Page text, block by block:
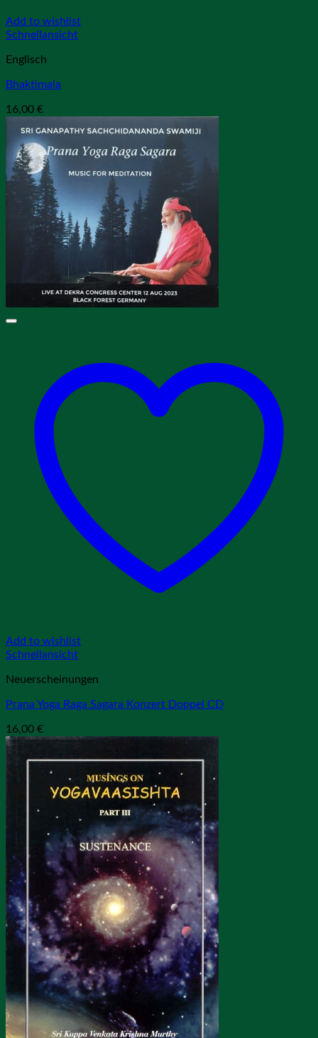
Add to wishlist
Schnellansicht
Englisch
Bhaktimala
16,00 €
Add to wishlist
Schnellansicht
Neuerscheinungen
Prana Yoga Raga Sagara Konzert Doppel CD
16,00 €